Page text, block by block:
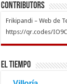
Contributors
Frikipandi – Web de
https://qr.codes/
El Tiempo